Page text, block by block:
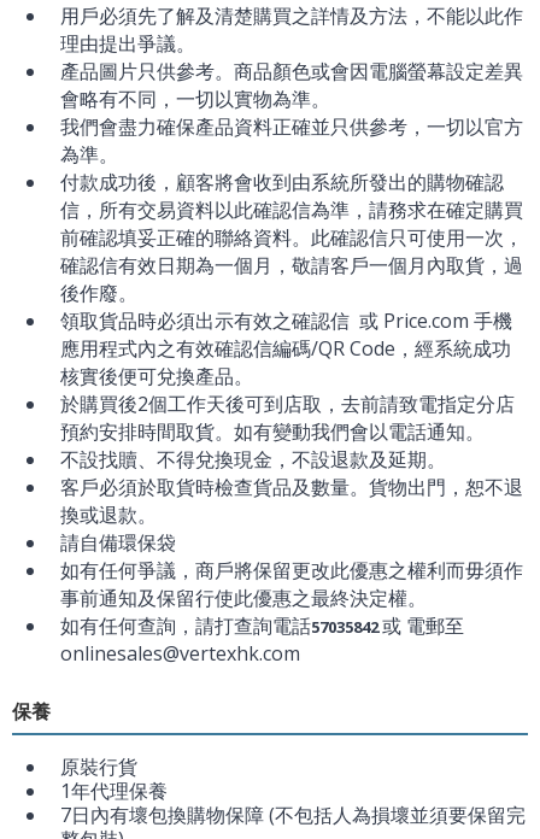
用戶必須先了解及清楚購買之詳情及方法，不能以此作
理由提出爭議。
產品圖片只供參考。商品顏色或會因電腦螢幕設定差異
會略有不同，一切以實物為準。
我們會盡力確保產品資料正確並只供參考，一切以官方
為準。
付款成功後，顧客將會收到由系統所發出的購物確認
信，所有交易資料以此確認信為準，請務求在確定購買
前確認填妥正確的聯絡資料。此確認信只可使用一次，
確認信有效日期為一個月，敬請客戶一個月內取貨，過
後作廢。
領取貨品時必須出示有效之確認信 或 Price.com 手機
應用程式內之有效確認信編碼/QR Code，經系統成功
核實後便可兌換產品。
於購買後2個工作天後可到店取，去前請致電指定分店
預約安排時間取貨。如有變動我們會以電話通知。
不設找贖、不得兌換現金，不設退款及延期。
客戶必須於取貨時檢查貨品及數量。貨物出門，恕不退
換或退款。
請自備環保袋
如有任何爭議，商戶將保留更改此優惠之權利而毋須作
事前通知及保留行使此優惠之最終決定權。
如有任何查詢，請打查詢電話57035842或 電郵至
onlinesales@vertexhk.com
保養
原裝行貨
1年代理保養
7日內有壞包換購物保障 (不包括人為損壞並須要保留完